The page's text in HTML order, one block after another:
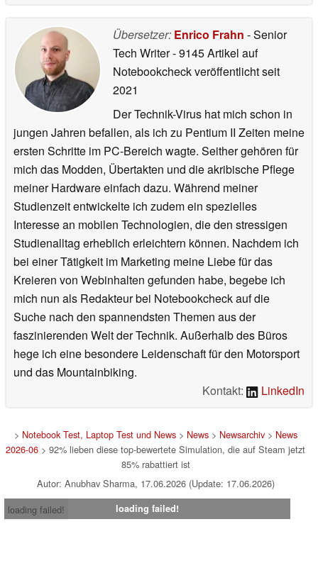
Übersetzer: Enrico Frahn - Senior
Tech Writer- 9145 Artikel auf
Notebookcheck veröffentlichtseit
2021
Der Technik-Virus hat mich schon in
jungen Jahren befallen, als ich zu Pentium II Zeiten meine
ersten Schritte im PC-Bereich wagte. Seither gehören für
mich das Modden, Übertakten und die akribische Pflege
meiner Hardware einfach dazu. Während meiner
Studienzeit entwickelte ich zudem ein spezielles
Interesse an mobilen Technologien, die den stressigen
Studienalltag erheblich erleichtern können. Nachdem ich
bei einer Tätigkeit im Marketing meine Liebe für das
Kreieren von Webinhalten gefunden habe, begebe ich
mich nun als Redakteur bei Notebookcheck auf die
Suche nach den spannendsten Themen aus der
faszinierenden Welt der Technik. Außerhalb des Büros
hege ich eine besondere Leidenschaft für den Motorsport
und das Mountainbiking.
Kontakt:
LinkedIn
> Notebook Test, Laptop Test und News> News> Newsarchiv> News
2026-06 > 92% lieben diese top-bewertete Simulation, die auf Steam jetzt
85% rabattiert ist
Autor: Anubhav Sharma, 17.06.2026 (Update: 17.06.2026)
loading failed!
loading failed!